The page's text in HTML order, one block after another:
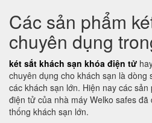
Các sản phẩm
chuyên dụng
két sắt khách sạn khóa điện tử
chuyên dụng cho khách sạn là dòng
các khách sạn lớn. Hiện nay các
điện tử của nhà máy Welko safes
thống khách sạn lớn.